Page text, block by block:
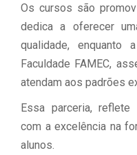
Os cursos são
dedica a oferecer
qualidade, enquanto
Faculdade FAMEC,
atendam aos padrões
Essa parceria, reflete
com a excelência na
alunos.